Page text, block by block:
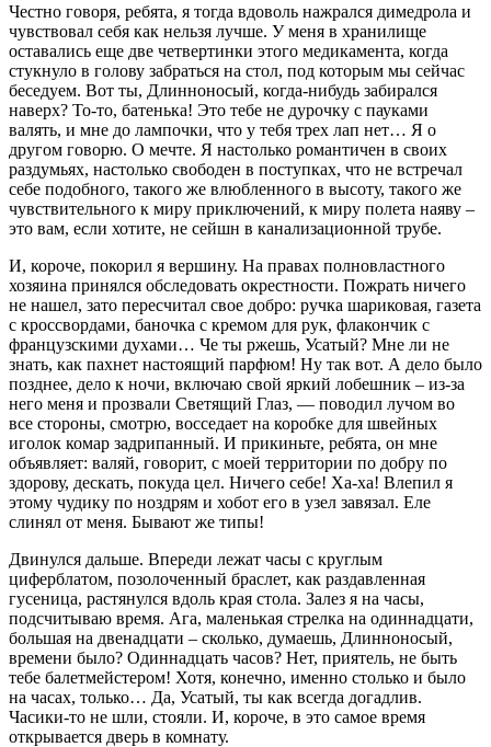
Честно говоря, ребята, я тогда вдоволь нажрался димедрола и
чувствовал себя как нельзя лучше. У меня в хранилище
оставались еще две четвертинки этого медикамента, когда
стукнуло в голову забраться на стол, под которым мы сейчас
беседуем. Вот ты, Длинноносый, когда-нибудь забирался
наверх? То-то, батенька! Это тебе не дурочку с пауками
валять, и мне до лампочки, что у тебя трех лап нет… Я о
другом говорю. О мечте. Я настолько романтичен в своих
раздумьях, настолько свободен в поступках, что не встречал
себе подобного, такого же влюбленного в высоту, такого же
чувствительного к миру приключений, к миру полета наяву –
это вам, если хотите, не сейшн в канализационной трубе.
И, короче, покорил я вершину. На правах полновластного
хозяина принялся обследовать окрестности. Пожрать ничего
не нашел, зато пересчитал свое добро: ручка шариковая, газета
с кроссвордами, баночка с кремом для рук, флакончик с
французскими духами… Че ты ржешь, Усатый? Мне ли не
знать, как пахнет настоящий парфюм! Ну так вот. А дело было
позднее, дело к ночи, включаю свой яркий лобешник – из-за
него меня и прозвали Светящий Глаз, — поводил лучом во
все стороны, смотрю, восседает на коробке для швейных
иголок комар задрипанный. И прикиньте, ребята, он мне
объявляет: валяй, говорит, с моей территории по добру по
здорову, дескать, покуда цел. Ничего себе! Ха-ха! Влепил я
этому чудику по ноздрям и хобот его в узел завязал. Еле
слинял от меня. Бывают же типы!
Двинулся дальше. Впереди лежат часы с круглым
циферблатом, позолоченный браслет, как раздавленная
гусеница, растянулся вдоль края стола. Залез я на часы,
подсчитываю время. Ага, маленькая стрелка на одиннадцати,
большая на двенадцати – сколько, думаешь, Длинноносый,
времени было? Одиннадцать часов? Нет, приятель, не быть
тебе балетмейстером! Хотя, конечно, именно столько и было
на часах, только… Да, Усатый, ты как всегда догадлив.
Часики-то не шли, стояли. И, короче, в это самое время
открывается дверь в комнату.